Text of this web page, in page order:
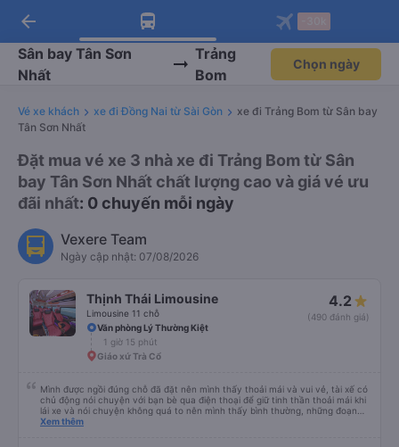
Tải app Vexere ngay!
Nhận ưu đãi thành viên độc
quyền
Mở app
Tải app Vexere
-30k/ghế khi đặt vé máy bay qua
app
Mở app
arrow_back
Sân bay Tân Sơn
Nhất
Trảng
Bom
Chọn ngày
Vé xe khách xe đi Đồng Nai từ Sài Gòn
xe đi Trảng Bom từ Sân bay
Tân Sơn Nhất
Đặt mua vé xe 3 nhà xe đi Trảng Bom từ Sân
bay Tân Sơn Nhất chất lượng cao và giá vé ưu
đãi nhất: 0 chuyến mỗi ngày
Vexere Team
Ngày cập nhật: 07/08/2026
Thịnh Thái Limousine
Limousine 11 chỗ
4.2
(490 đánh giá)
Văn phòng Lý Thường Kiệt
1 giờ 15 phút
Giáo xứ Trà Cổ
Mình được ngồi đúng chỗ đã đặt nên mình thấy thoải mái và vui vẻ, tài xế có
chủ động nói chuyện với bạn bè qua điện thoại để giữ tinh thần thoải mái khi
lái xe và nói chuyện không quá to nên mình thấy bình thường, những đoạn
cần tập trung như vào đường đèo thì tài xế ngừng lại để tập trung. Tài xế
Xem thêm